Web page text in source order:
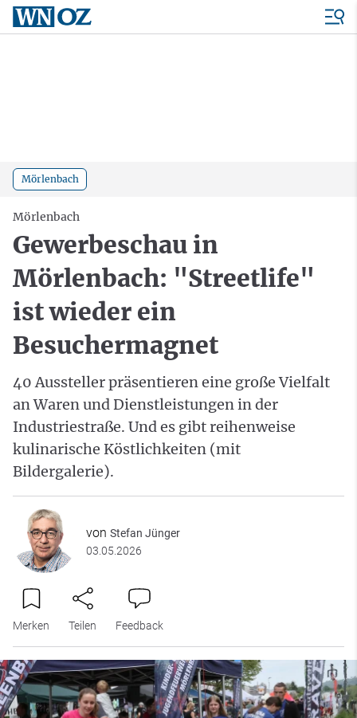
Mörlenbach
Mörlenbach
Gewerbeschau in
Mörlenbach: "Streetlife"
ist wieder ein
Besuchermagnet
40 Aussteller präsentieren eine große Vielfalt
an Waren und Dienstleistungen in der
Industriestraße. Und es gibt reihenweise
kulinarische Köstlichkeiten (mit
Bildergalerie).
von Stefan Jünger
03.05.2026
Merken Teilen Feedback